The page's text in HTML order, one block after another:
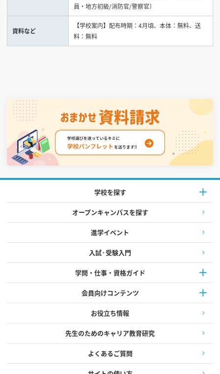
員・地方初級/消防官/警察官〕
資料など
【学校案内】配布時期：4月頃、本体：無料、送
料：無料
学校を探す
オープンキャンパスを探す
進学イベント
入試·受験入門
学問・仕事・資格ガイド
会員向けコンテンツ
お役立ち情報
先生のためのキャリア教育研究
よくあるご質問